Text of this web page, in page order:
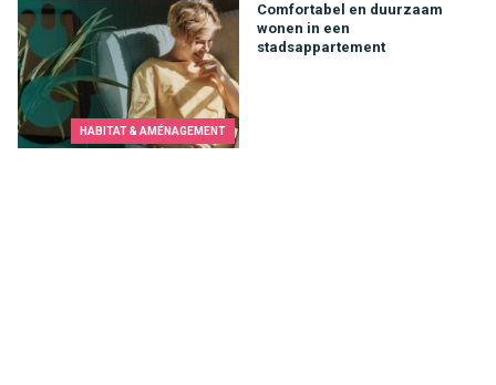
HABITAT & AMÉNAGEMENT
Comfortabel en duurzaam
wonen in een
stadsappartement
Comfortabel en duurzaam wonen in een stadsappartement